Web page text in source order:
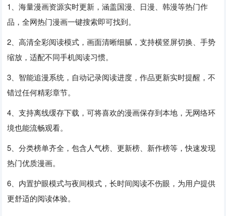
1、海量漫画资源实时更新，涵盖国漫、日漫、韩漫等热门作
品，全网热门漫画一键搜索即可找到。
2、高清全彩阅读模式，画面清晰细腻，支持横竖屏切换、手势
缩放，适配不同手机阅读习惯。
3、智能追漫系统，自动记录阅读进度，作品更新实时提醒，不
错过任何精彩章节。
4、支持离线缓存下载，可将喜欢的漫画保存到本地，无网络环
境也能流畅观看。
5、分类榜单齐全，包含人气榜、更新榜、新作榜等，快速发现
热门优质漫画。
6、内置护眼模式与夜间模式，长时间阅读不伤眼，为用户提供
更舒适的阅读体验。